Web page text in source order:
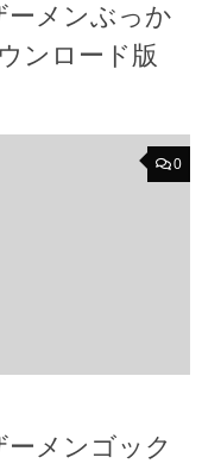
ーメンぶっか
ンロード版
0
ーメンゴック